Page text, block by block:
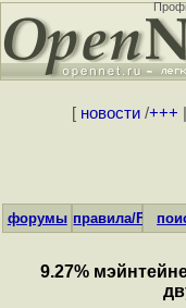
[ новости/+++
форумы правила/FAQ
9.27%